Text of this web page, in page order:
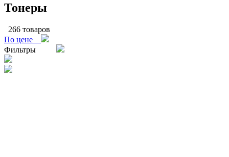
Тонеры
266 товаров
По цене
Фильтры